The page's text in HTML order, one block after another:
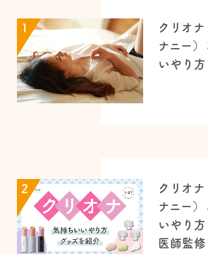
1
クリオ
ナニー
いやり
2
クリオ
ナニー
いやり方
医師監修